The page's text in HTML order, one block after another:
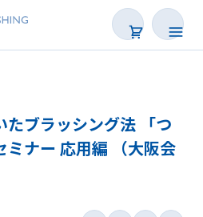
たブラッシング法 「つ
ミナー 応用編 （大阪会